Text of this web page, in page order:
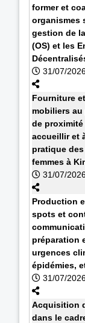
former et
organismes
gestion de
(OS) et les
31/07/
Fourniture
mobiliers
de
accueillir et
pratique
femmes à
31/07/
Production
spots et
préparation
urgences
épidémies,
31/07/
Acquisition
dans le